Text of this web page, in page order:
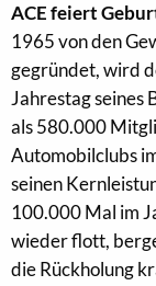
ACE feiert
1965 von den
gegründet, wird
Jahrestag seines
als 580.000
Automobilclubs
seinen
100.000 Mal im
wieder flott,
die Rückholung